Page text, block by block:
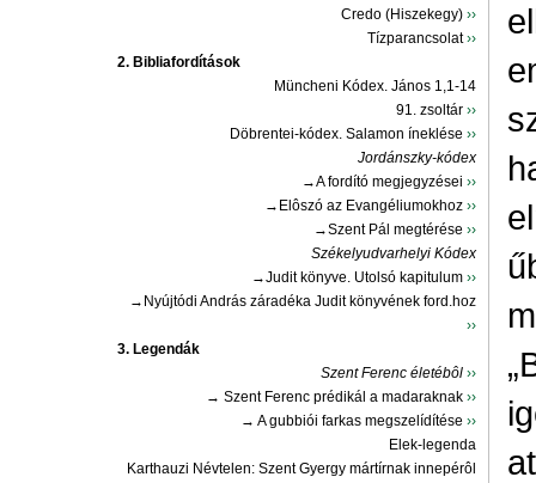
Credo (Hiszekegy) ››
Tízparancsolat››
2. Bibliafordítások
Müncheni Kódex. János 1,1-14
91. zsoltár ››
Döbrentei-kódex. Salamon íneklése ››
Jordánszky-kódex
→A fordító megjegyzései ››
→Elôszó az Evangéliumokhoz ››
→Szent Pál megtérése ››
Székelyudvarhelyi Kódex
→Judit könyve. Utolsó kapitulum ››
→Nyújtódi András záradéka Judit könyvének ford.hoz
››
3. Legendák
Szent Ferenc életébôl ››
→ Szent Ferenc prédikál a madaraknak ››
→ A gubbiói farkas megszelídítése ››
Elek-legenda
Karthauzi Névtelen: Szent Gyergy mártírnak innepérôl